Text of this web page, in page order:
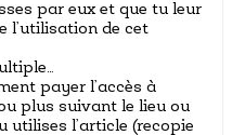
par eux et que tu leur
l’utilisation de cet
payer l’accès à
plus suivant le lieu ou
l’article (recopie